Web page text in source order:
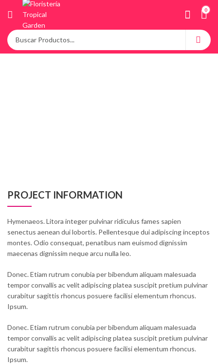
0
PROJECT INFORMATION
Hymenaeos. Litora integer pulvinar ridiculus fames sapien
senectus aenean dui lobortis. Pellentesque dui adipiscing inceptos
montes. Odio consequat, penatibus nam euismod dignissim
maecenas dignissim neque arcu nulla leo.
Donec. Etiam rutrum conubia per bibendum aliquam malesuada
tempor convallis ac velit adipiscing platea suscipit pretium pulvinar
curabitur sagittis rhoncus posuere facilisi elementum rhoncus.
Ipsum.
Donec. Etiam rutrum conubia per bibendum aliquam malesuada
tempor convallis ac velit adipiscing platea suscipit pretium pulvinar
curabitur sagittis rhoncus posuere facilisi elementum rhoncus.
Ipsum.